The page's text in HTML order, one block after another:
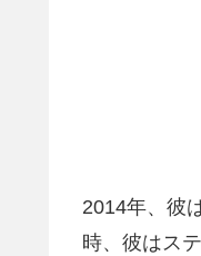
2014年、彼
時、彼はス